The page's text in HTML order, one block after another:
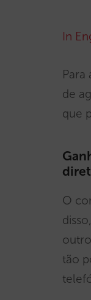
In
Para
de
que
O
tão